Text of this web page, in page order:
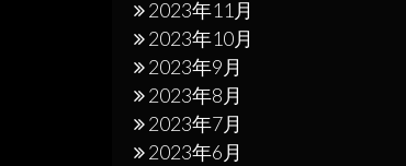
2023年11月
2023年10月
2023年9月
2023年8月
2023年7月
2023年6月